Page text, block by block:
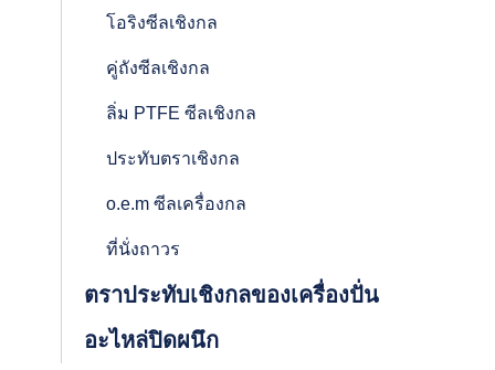
โอริงซีลเชิงกล
คู่ถังซีลเชิงกล
ลิ่ม PTFE ซีลเชิงกล
ประทับตราเชิงกล
o.e.m ซีลเครื่องกล
ที่นั่งถาวร
ตราประทับเชิงกลของเครื่องปั่น
อะไหล่ปิดผนึก